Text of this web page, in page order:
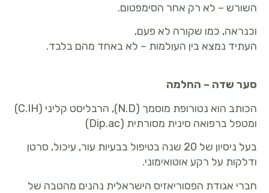
השורש – לא רק אחר הסימפטום.
וכנראה, כמו שקורה לא פעם,
העתיד נמצא בין העולמות – לא באחד מהם בלבד.
סער שדה – החלמה
הכותב הוא נטורופת מוסמך (N.D), הרבליסט קליני (C.IH)
ומטפל ברפואה סינית מסורתית (Dip.ac)
בעל ניסיון של 20 שנה בטיפול בבעיות עור, עיכול, סרטן
ודלקות על רקע אוטואימוני.
חברי אגודת הפסוריאזיס הישראלית נהנים מהטבה של